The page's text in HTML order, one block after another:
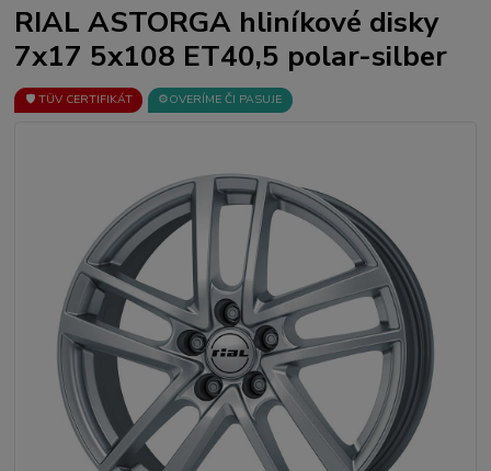
RIAL ASTORGA hliníkové disky
7x17 5x108 ET40,5 polar-silber
🛡️ TÜV CERTIFIKÁT ⚙️OVERÍME ČI PASUJE